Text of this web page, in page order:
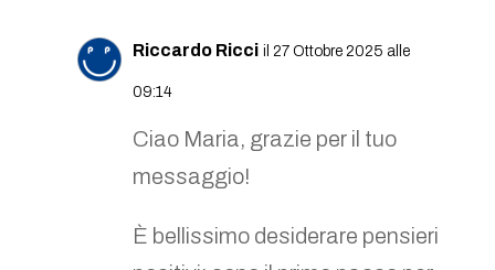
Riccardo Ricci il 27 Ottobre 2025 alle
09:14
Ciao Maria, grazie per il tuo
messaggio!
È bellissimo desiderare pensieri